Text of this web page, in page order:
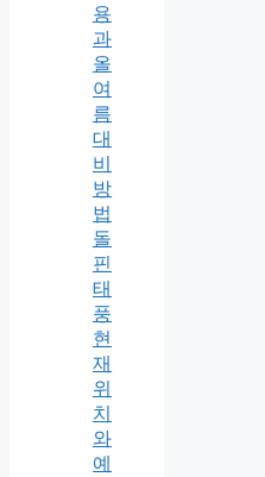
용
과
올
여
름
대
비
방
법
돌
핀
태
풍
현
재
위
치
와
예